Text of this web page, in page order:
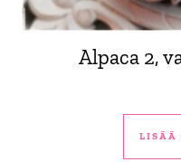
Alpaca 2,
LISÄÄ